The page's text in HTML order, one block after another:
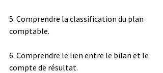
5. Comprendre la classification du plan
comptable.
6. Comprendre le lien entre le bilan et le
compte de résultat.